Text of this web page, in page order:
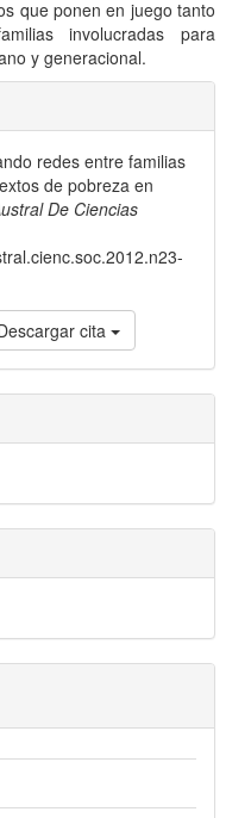
que ponen en juego tanto
involucradas para
y generacional.
redes entre familias
de pobreza en
De Ciencias
cita